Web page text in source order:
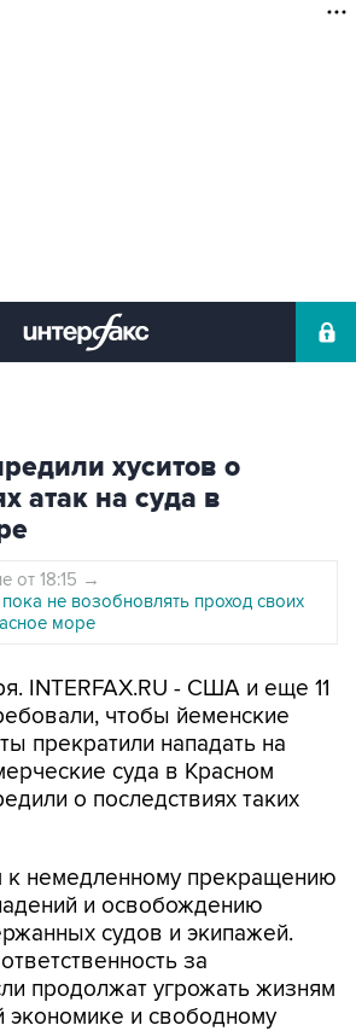
хуситов о
атак на суда в
от 18:15 →
не возобновлять проход своих
море
INTERFAX.RU - США и еще 11
чтобы йеменские
прекратили нападать на
суда в Красном
о последствиях таких
немедленному прекращению
и освобождению
судов и экипажей.
за
продолжат угрожать жизням
и свободному